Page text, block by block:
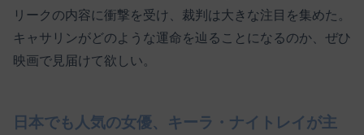
リークの内容に衝撃を受け、裁判は大きな注目を集めた。
キャサリンがどのような運命を辿ることになるのか、ぜひ
映画で見届けて欲しい。
日本でも人気の女優、キーラ・ナイトレイが主